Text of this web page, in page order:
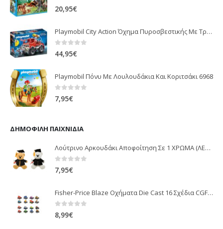
0 out of 5
20,95€
Playmobil City Action Όχημα Πυροσβεστικής Με Τροχαλία Ρυμούλκησης 9466
0 out of 5
44,95€
Playmobil Πόνυ Με Λουλουδάκια Και Κοριτσάκι 6968
0out of 5
7,95€
ΔΗΜΟΦΙΛΉ ΠΑΙΧΝΊΔΙΑ
Λούτρινο Αρκουδάκι Αποφοίτηση Σε 1 ΧΡΩΜΑ (ΛΕΥΚΟ)25Εκ 1850
0out of 5
7,95€
Fisher-Price Blaze Οχήματα Die Cast 16 Σχέδια CGF20
0 out of 5
8,99€